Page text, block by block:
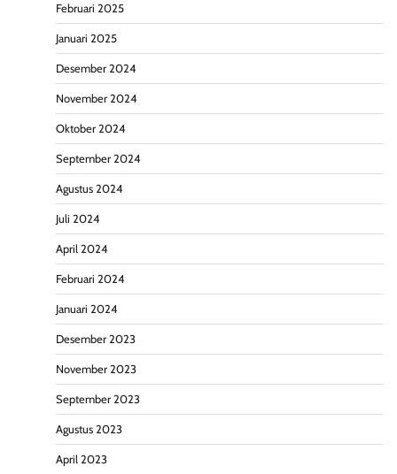
Februari 2025
Januari 2025
Desember 2024
November 2024
Oktober 2024
September 2024
Agustus 2024
Juli 2024
April 2024
Februari 2024
Januari 2024
Desember 2023
November 2023
September 2023
Agustus 2023
April 2023